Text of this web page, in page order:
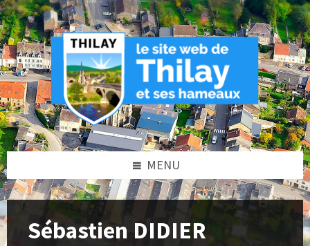
Skip
to
content
Skip
to
left
sidebar
Skip
to
right
sidebar
Skip
to
footer
MENU
Sébastien DIDIER